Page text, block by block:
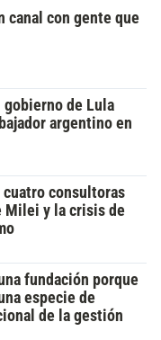
canal con gente que
de Lula
argentino en
cuatro consultoras
Milei y la crisis de
fundación porque
especie de
de la gestión